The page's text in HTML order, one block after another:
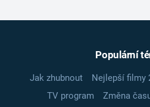
Populární
Jak zhubnout Nejlepší filmy
TV program
Změna